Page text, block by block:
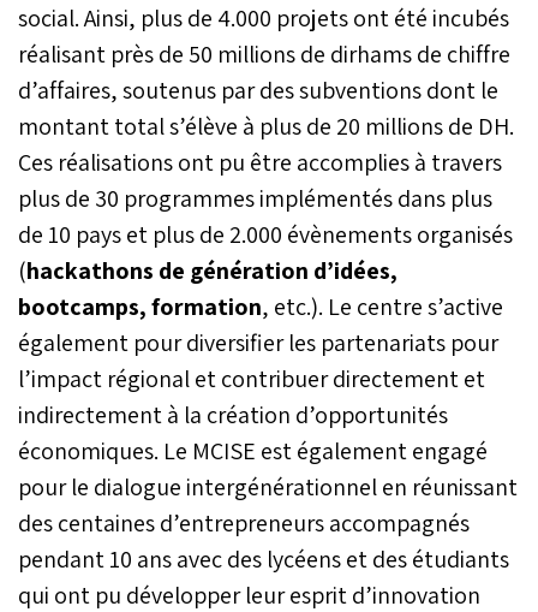
social. Ainsi, plus de 4.000 projets ont été incubés
réalisant près de 50 millions de dirhams de chiffre
d’affaires, soutenus par des subventions dont le
montant total s’élève à plus de 20 millions de DH.
Ces réalisations ont pu être accomplies à travers
plus de 30 programmes implémentés dans plus
de 10 pays et plus de 2.000 évènements organisés
(hackathons de génération d’idées,
bootcamps, formation, etc.). Le centre s’active
également pour diversifier les partenariats pour
l’impact régional et contribuer directement et
indirectement à la création d’opportunités
économiques. Le MCISE est également engagé
pour le dialogue intergénérationnel en réunissant
des centaines d’entrepreneurs accompagnés
pendant 10 ans avec des lycéens et des étudiants
qui ont pu développer leur esprit d’innovation